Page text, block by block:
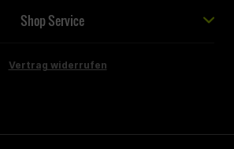
Shop Service
Vertrag widerrufen